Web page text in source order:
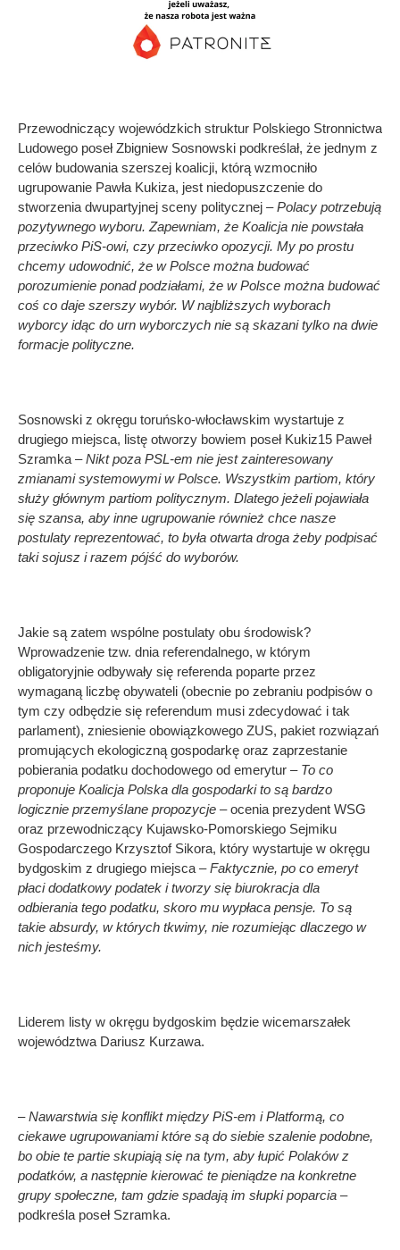
Przewodniczący wojewódzkich struktur Polskiego Stronnictwa
Ludowego poseł Zbigniew Sosnowski podkreślał, że jednym z
celów budowania szerszej koalicji, którą wzmocniło
ugrupowanie Pawła Kukiza, jest niedopuszczenie do
stworzenia dwupartyjnej sceny politycznej – Polacy potrzebują
pozytywnego wyboru. Zapewniam, że Koalicja nie powstała
przeciwko PiS-owi, czy przeciwko opozycji. My po prostu
chcemy udowodnić, że w Polsce można budować
porozumienie ponad podziałami, że w Polsce można budować
coś co daje szerszy wybór. W najbliższych wyborach
wyborcy idąc do urn wyborczych nie są skazani tylko na dwie
formacje polityczne.
Sosnowski z okręgu toruńsko-włocławskim wystartuje z
drugiego miejsca, listę otworzy bowiem poseł Kukiz15 Paweł
Szramka –Nikt poza PSL-em nie jest zainteresowany
zmianami systemowymi w Polsce. Wszystkim partiom, który
służy głównym partiom politycznym. Dlatego jeżeli pojawiała
się szansa, aby inne ugrupowanie również chce nasze
postulaty reprezentować, to była otwarta droga żeby podpisać
taki sojusz i razem pójść do wyborów.
Jakie są zatem wspólne postulaty obu środowisk?
Wprowadzenie tzw. dnia referendalnego, w którym
obligatoryjnie odbywały się referenda poparte przez
wymaganą liczbę obywateli (obecnie po zebraniu podpisów o
tym czy odbędzie się referendum musi zdecydować i tak
parlament), zniesienie obowiązkowego ZUS, pakiet rozwiązań
promujących ekologiczną gospodarkę oraz zaprzestanie
pobierania podatku dochodowego od emerytur – To co
proponuje Koalicja Polska dla gospodarki to są bardzo
logicznie przemyślane propozycje –ocenia prezydent WSG
oraz przewodniczący Kujawsko-Pomorskiego Sejmiku
Gospodarczego Krzysztof Sikora, który wystartuje w okręgu
bydgoskim z drugiego miejsca –Faktycznie, po co emeryt
płaci dodatkowy podatek i tworzy się biurokracja dla
odbierania tego podatku, skoro mu wypłaca pensje. To są
takie absurdy, w których tkwimy, nie rozumiejąc dlaczego w
nich jesteśmy.
Liderem listy w okręgu bydgoskim będzie wicemarszałek
województwa Dariusz Kurzawa.
– Nawarstwia się konflikt między PiS-em i Platformą, co
ciekawe ugrupowaniami które są do siebie szalenie podobne,
bo obie te partie skupiają się na tym, aby łupić Polaków z
podatków, a następnie kierować te pieniądze na konkretne
grupy społeczne, tam gdzie spadają im słupki poparcia –
podkreśla poseł Szramka.